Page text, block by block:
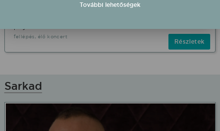
hangjának, lemezei és színpadi szerepei révén ma már
fellépés, élő koncert
Részletek
Sarkad
További lehetőségek